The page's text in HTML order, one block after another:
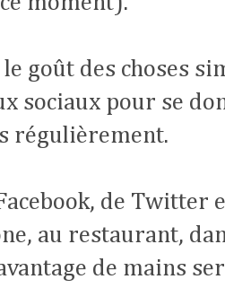
goût des choses
sociaux pour se
régulièrement.
de Twitter
au restaurant,
de mains